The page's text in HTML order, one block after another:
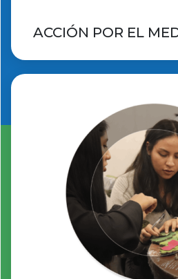
ACCIÓN POR EL